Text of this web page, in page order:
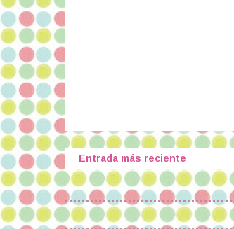
Entrada más reciente